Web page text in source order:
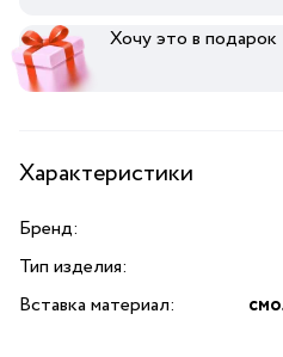
Хочу это в подарок
Характеристики
Бренд:
Тип изделия:
Вставка материал: